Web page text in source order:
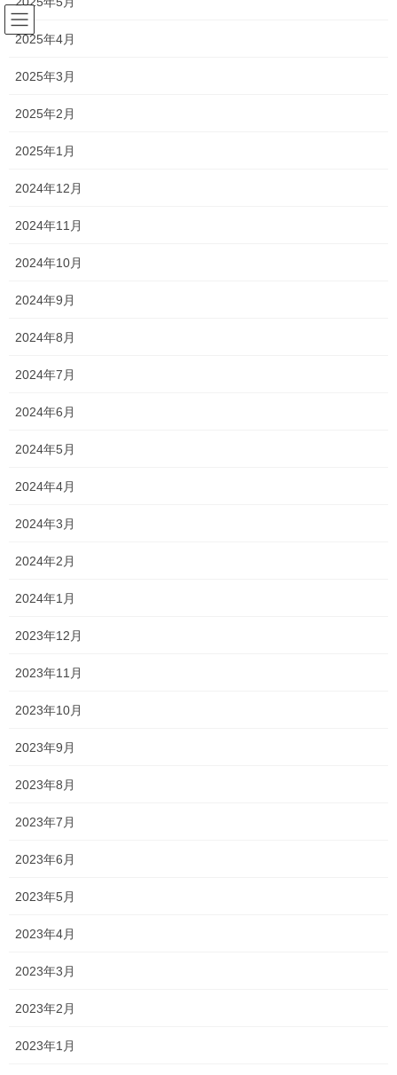
コ
ン
ナ
ビ
丸の内クリスマスマーケット②
謎なオブジェを発見しました
コレは・・・
2025年4月
2025年3月
2025年2月
2025年1月
2024年12月
2024年11月
2024年10月
2024年9月
2024年8月
2024年7月
2024年6月
2024年5月
2024年4月
2024年3月
2024年2月
2024年1月
2023年12月
2023年11月
2023年10月
2023年9月
2023年8月
2023年7月
2023年6月
2023年5月
2023年4月
2023年3月
2023年2月
2023年1月